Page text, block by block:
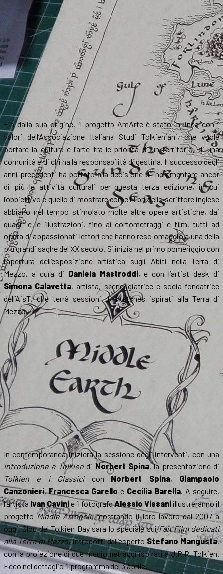
Fin dalla sua origine, il progetto AmArte è stato in linea con i
valori dell’Associazione Italiana Studi Tolkieniani, che vuole
portare la cultura e l’arte tra le priorità di un territorio, di una
comunità e di chi ha la responsabilità di gestirla. Il successo degli
anni precedenti ha portato alla decisione di incrementare ancor
di più le attività culturali per questa terza edizione, in cui
l’obbiettivo è quello di mostrare come i libri dello scrittore inglese
abbiano nel tempo stimolato molte altre opere artistiche, dai
quadri e le illustrazioni, fino ai cortometraggi e film, tutti ad
opera di appassionati lettori che hanno reso omaggio a una della
più grandi saghe del XX secolo. Si inizia nel primo pomeriggio con
l’apertura dell’esposizione artistica sugli Abiti nella Terra di
Mezzo, a cura di Daniela Mastroddi, e con l’artist desk di
Simona Calavetta, artista, sceneggiatrice e socia fondatrice
dell’AisT, che terrà sessioni di sketches ispirati alla Terra di
Mezzo.
In contemporanea inizierà la sessione degli interventi, con una
Introduzione a Tolkiendi Norbert Spina, la presentazione di
Tolkien e i Classicicon Norbert Spina, Giampaolo
Canzonieri,Francesca Garello e Cecilia Barella. A seguire,
l’artista Ivan Cavinie il fotografoAlessio Vissani illustreranno il
progettoMiddle Artbook, mostrando il loro lavoro dal 2007 a
oggi. Clou del Tolkien Day sarà lo speciale suiFan Film dedicati
alla Terra di Mezzo, introdotti dall’esperto Stefano Mangusta,
con la proiezione di due mediometraggi ispirati a J.R.R. Tolkien.
Ecco nel dettaglio il programma del 3 aprile.